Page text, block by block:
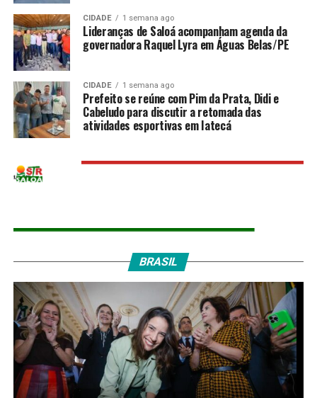
CIDADE 1 semana ago
Lideranças de Saloá acompanham agenda da
governadora Raquel Lyra em Águas Belas/PE
CIDADE 1 semana ago
Prefeito se reúne com Pim da Prata, Didi e
Cabeludo para discutir a retomada das
atividades esportivas em Iatecá
BRASIL